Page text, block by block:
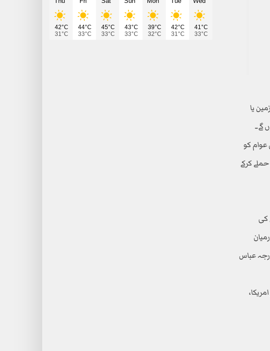
صرف زمین یا
گے۔
عوام کو
کرکے
کی
عباس
42°C
31°C
44°C
33°C
45°C
33°C
43°C
33°C
39°C
32°C
42°C
31°C
41°C
33°C